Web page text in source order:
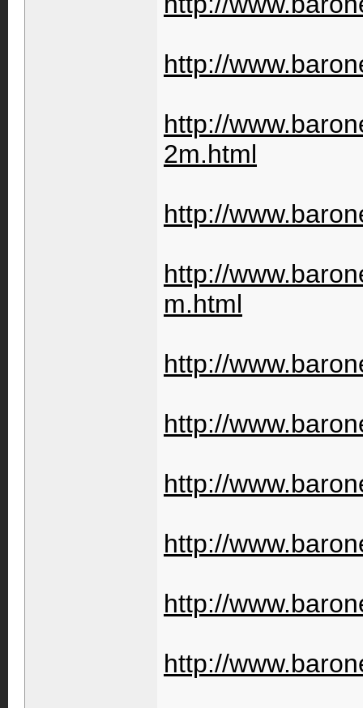
http://
http://
2m.html
http://
http://
m.html
http://
http://
http://
http://
http://
http://